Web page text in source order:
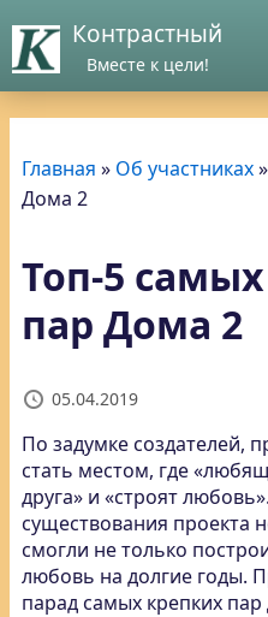
Контрастный
Вместе к цели!
Главная » Об участниках»
Дома 2
Топ-5
пар Дома 2
05.04.2019
По задумке создателей,
стать местом, где
друга» и «строят
существования проекта
смогли не только
любовь на долгие годы.
парад самых крепких